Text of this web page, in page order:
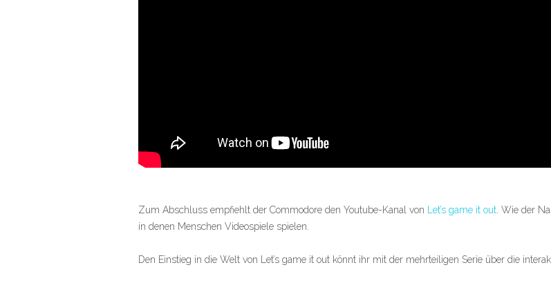
Zum Abschluss empfiehlt der Commodore den Youtube-Kanal von Let’s game it out. Wie der
in denen Menschen Videospiele spielen.
Den Einstieg in die Welt von Let’s game it out könnt ihr mit der mehrteiligen Serie über die